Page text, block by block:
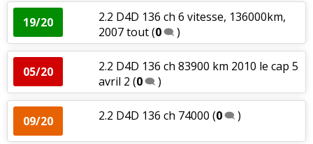
19/20
2.2 D4D 136 ch 6 vitesse, 136000km,
2007 tout(0 )
05/20
2.2 D4D 136 ch 83900 km 2010 le cap 5
avril 2 (0 )
09/20 2.2 D4D 136 ch 74000 (0 )